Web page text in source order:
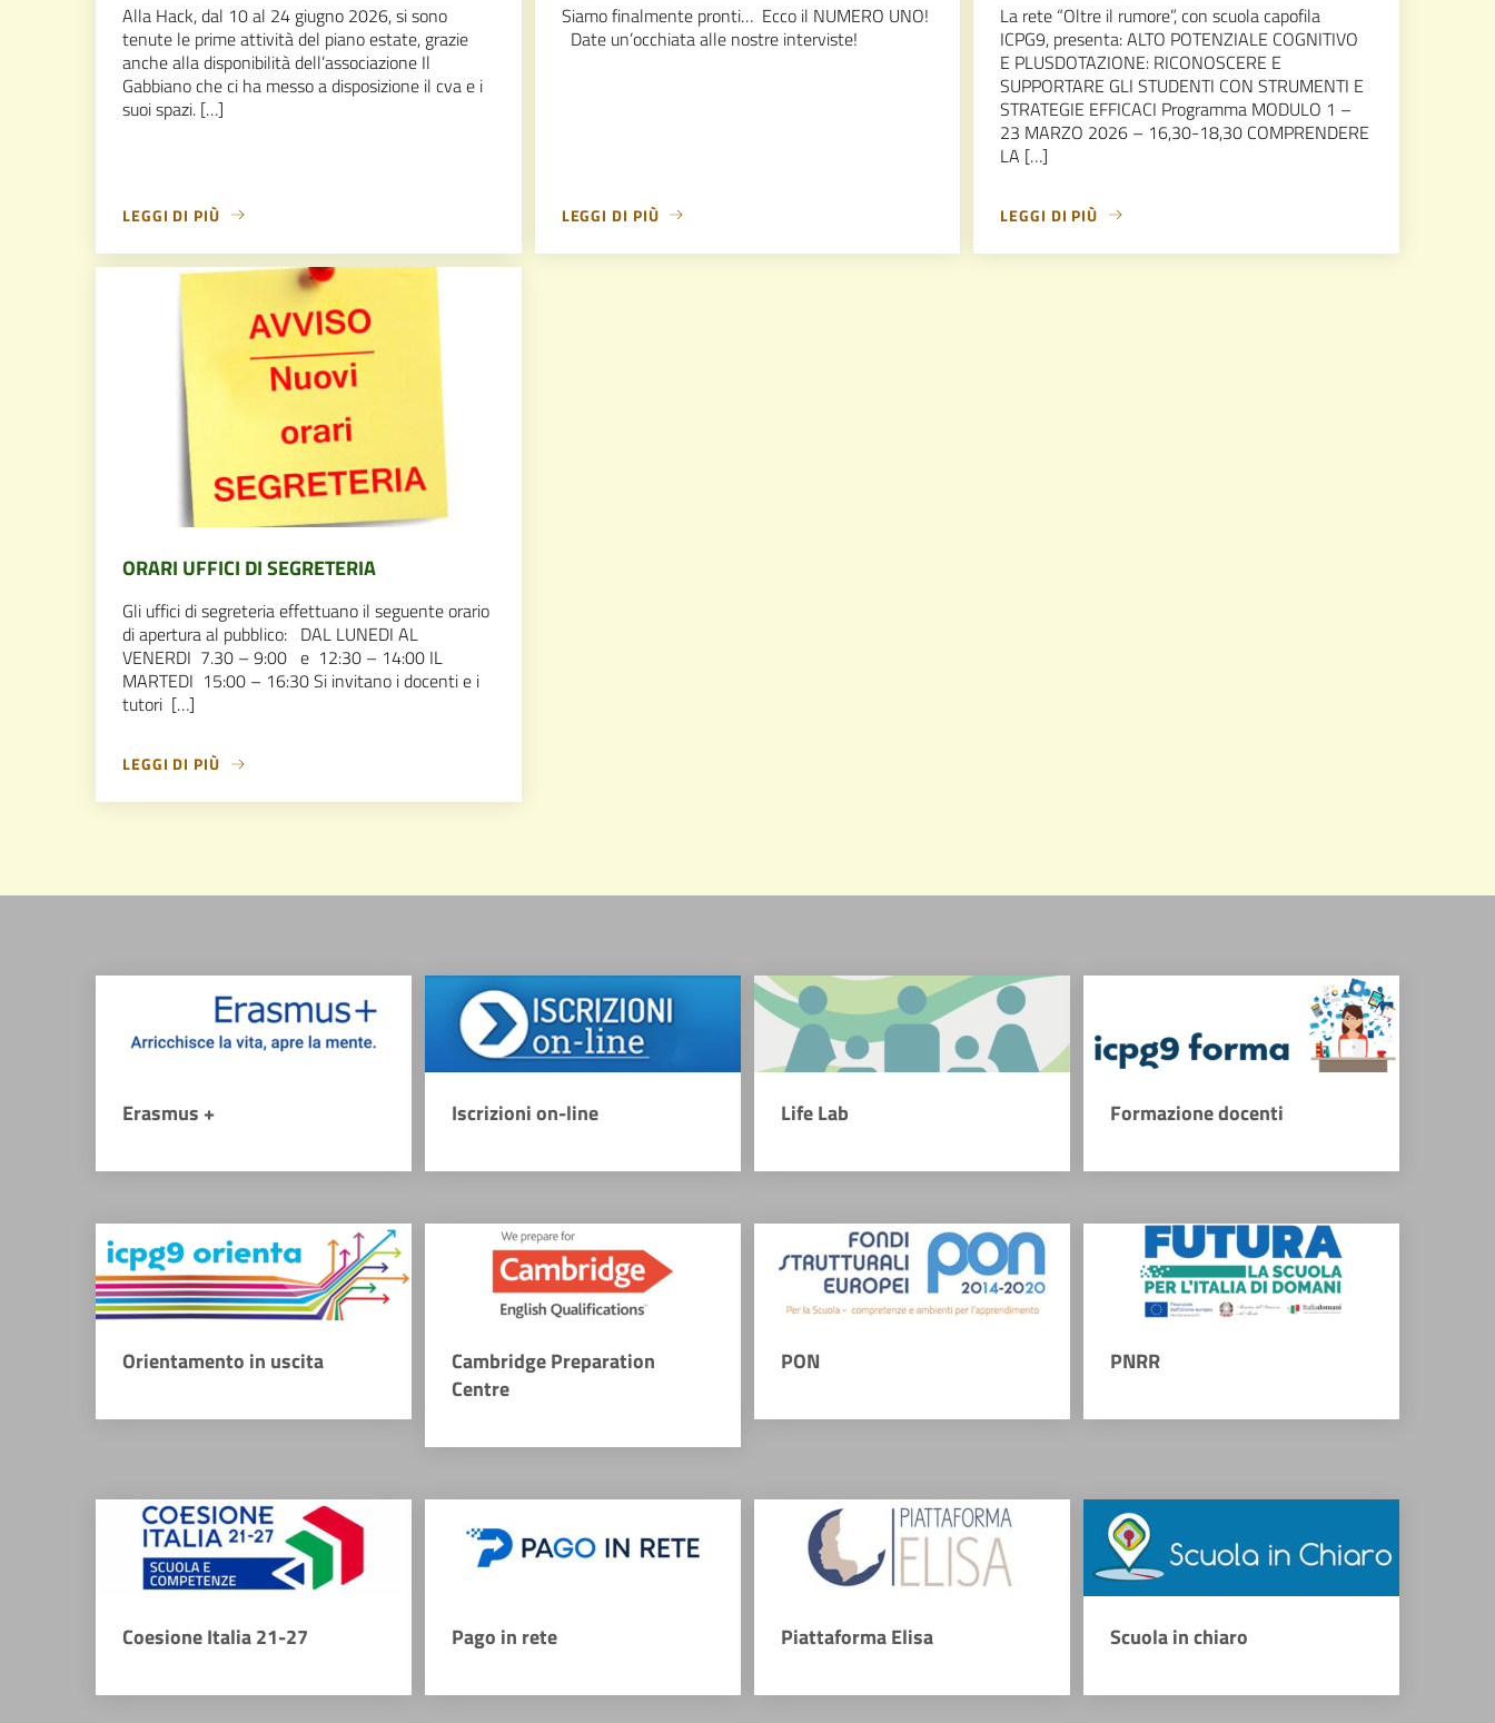
Alla Hack, dal 10 al 24 giugno 2026, si sono
tenute le prime attività del piano estate, grazie
anche alla disponibilità dell’associazione Il
Gabbiano che ci ha messo a disposizione il cva e i
suoi spazi. […]
LEGGI DI PIÙ
Siamo finalmente pronti… Ecco il NUMERO UNO!
Date un’occhiata alle nostre interviste!
LEGGI DI PIÙ
La rete “Oltre il rumore”, con scuola capofila
ICPG9, presenta: ALTO POTENZIALE COGNITIVO
E PLUSDOTAZIONE: RICONOSCERE E
SUPPORTARE GLI STUDENTI CON STRUMENTI E
STRATEGIE EFFICACI Programma MODULO 1 –
23 MARZO 2026 – 16,30-18,30 COMPRENDERE
LA […]
LEGGI DI PIÙ
ORARI UFFICI DI SEGRETERIA
Gli uffici di segreteria effettuano il seguente orario
di apertura al pubblico: DAL LUNEDI AL
VENERDI 7.30 – 9:00 e 12:30 – 14:00 IL
MARTEDI 15:00 – 16:30 Si invitano i docenti e i
tutori […]
LEGGI DI PIÙ
Erasmus + Iscrizioni on-line Life Lab Formazione docenti
Orientamento in uscita
Cambridge Preparation
Centre
PON PNRR
Coesione Italia 21-27 Pago in rete Piattaforma Elisa Scuola in chiaro